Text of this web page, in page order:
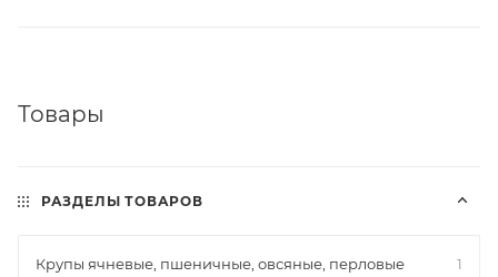
Товары
РАЗДЕЛЫ ТОВАРОВ
Крупы ячневые, пшеничные, овсяные, перловые 1